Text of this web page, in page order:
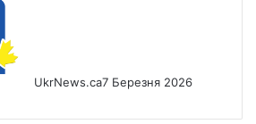
UkrNews.ca7 Березня 2026